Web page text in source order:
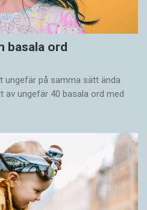
basala ord
ungefär på samma sätt ända
av ungefär 40 basala ord med